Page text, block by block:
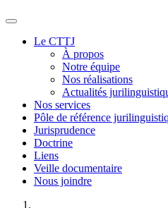
Le CTTJ
À propos
Notre équipe
Nos réalisations
Actualités
Nos services
Pôle de référence
Jurisprudence
Doctrine
Liens
Veille documentaire
Nous joindre